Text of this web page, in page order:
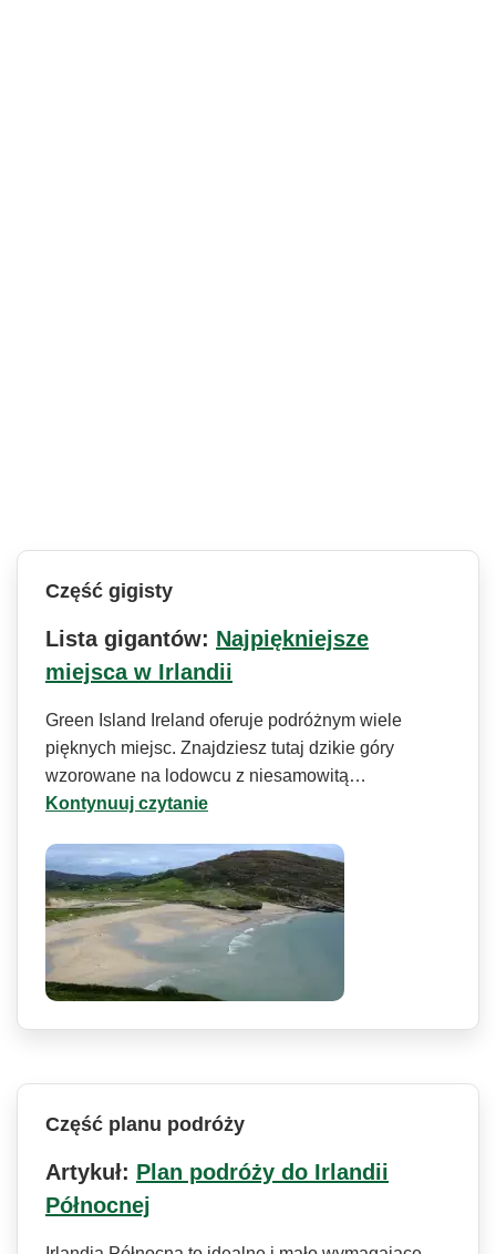
Część gigisty
Lista gigantów: Najpiękniejsze
miejsca w Irlandii
Green Island Ireland oferuje podróżnym wiele
pięknych miejsc. Znajdziesz tutaj dzikie góry
wzorowane na lodowcu z niesamowitą…
Kontynuuj czytanie
Część planu podróży
Artykuł: Plan podróży do Irlandii
Północnej